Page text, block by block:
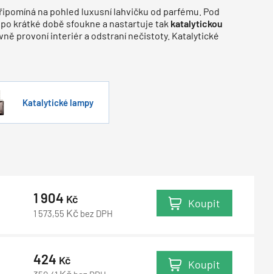
na pohled luxusní lahvičku od parfému. Pod
po krátké době sfoukne a nastartuje tak katalytickou
provoní interiér a odstraní nečistoty. Katalytické
Katalytické lampy
1 904 Kč
1 573,55 Kč bez DPH
Koupit
424 Kč Koupit